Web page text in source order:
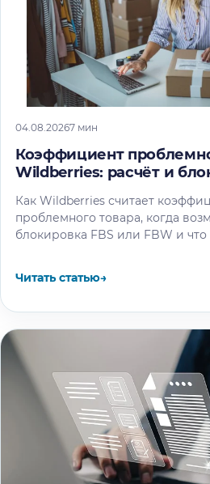
04.08.20267 мин
Коэффициент
Wildberries: расчёт и
Как Wildberries считает
проблемного товара, когда
блокировка FBS или FBW и
Читать статью→